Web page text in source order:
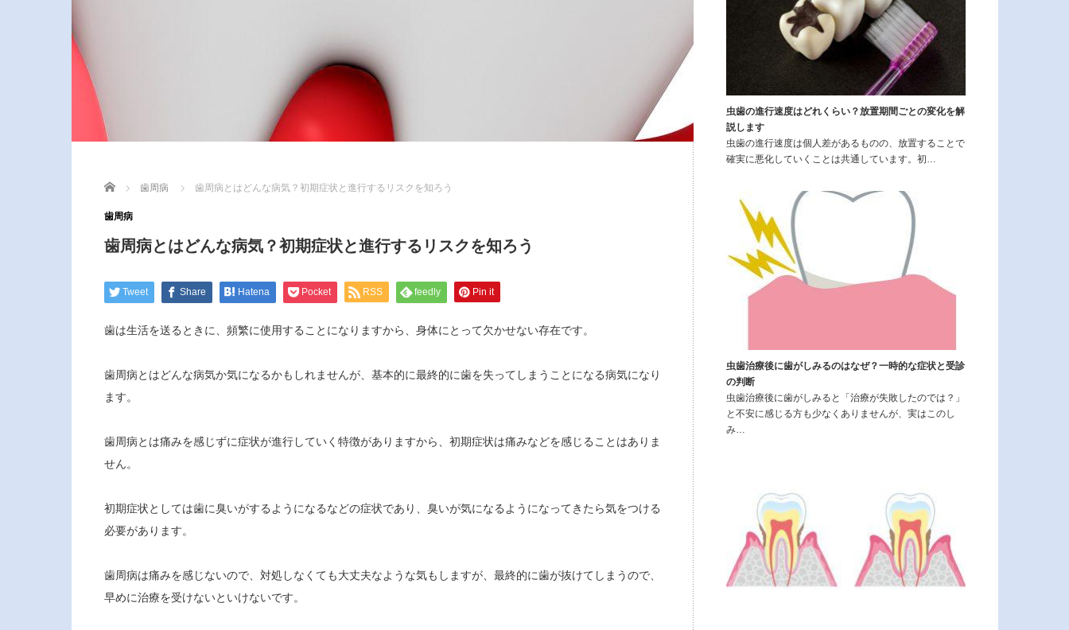
Home 歯周病 歯周病とはどんな病気？初期症状と進行するリスクを知ろう
歯周病
歯周病とはどんな病気？初期症状と進行するリスクを知ろう
Tweet Share Hatena Pocket RSS feedly Pin it
歯は生活を送るときに、頻繁に使用することになりますから、身体にとって欠かせない存在です。
歯周病とはどんな病気か気になるかもしれませんが、基本的に最終的に歯を失ってしまうことになる病気になり
ます。
歯周病とは痛みを感じずに症状が進行していく特徴がありますから、初期症状は痛みなどを感じることはありま
せん。
初期症状としては歯に臭いがするようになるなどの症状であり、臭いが気になるようになってきたら気をつける
必要があります。
歯周病は痛みを感じないので、対処しなくても大丈夫なような気もしますが、最終的に歯が抜けてしまうので、
早めに治療を受けないといけないです。
虫歯の進行速度はどれくらい？放置期間ごとの変化を解
説します
虫歯の進行速度は個人差があるものの、放置することで
確実に悪化していくことは共通しています。初…
虫歯治療後に歯がしみるのはなぜ？一時的な症状と受診
の判断
虫歯治療後に歯がしみると「治療が失敗したのでは？」
と不安に感じる方も少なくありませんが、実はこのし
み…